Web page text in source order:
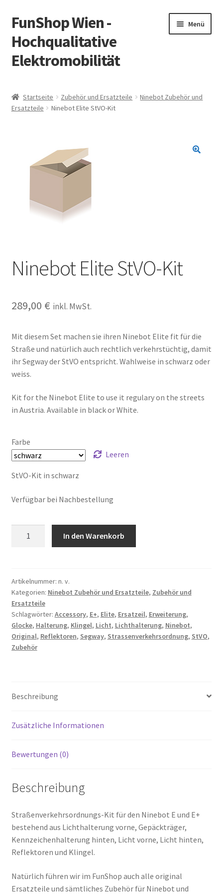
Zur
Navigation
springen
Zum
Inhalt
springen
FunShop Wien -
Hochqualitative
Elektromobilität
Menü
öffnen
Informationen zur Rechtslage in Österreich
öffnen
Über FunShop
Zum Onlineshop in der Web Version
Startseite Zubehör und Ersatzteile
Ninebot Zubehör und
Ersatzteile
Ninebot Elite StVO-Kit
Ninebot Elite StVO-Kit
289,00 € inkl. MwSt.
Mit diesem Set machen sie ihren Ninebot Elite fit für die
Straße und natürlich auch rechtlich verkehrstüchtig, damit
ihr Segway der StVO entspricht. Wahlweise in schwarz oder
weiss.
Kit for the Ninebot Elite to use it regulary on the streets
in Austria. Available in black or White.
Farbe
Leeren
StVO-Kit in schwarz
Verfügbar bei Nachbestellung
Menge
In den Warenkorb
Artikelnummer: n. v.
Kategorien: Ninebot Zubehör und Ersatzteile, Zubehör und
Ersatzteile
Schlagwörter: Accessory, E+, Elite, Ersatzeil, Erweiterung,
Glocke, Halterung, Klingel, Licht, Lichthalterung, Ninebot,
Original, Reflektoren, Segway, Strassenverkehrsordnung, StVO,
Zubehör
Beschreibung
Zusätzliche Informationen
Bewertungen (0)
Beschreibung
Straßenverkehrsordnungs-Kit für den Ninebot E und E+
bestehend aus Lichthalterung vorne, Gepäckträger,
Kennzeichenhalterung hinten, Licht vorne, Licht hinten,
Reflektoren und Klingel.
Natürlich führen wir im FunShop auch alle original
Ersatzteile und sämtliches Zubehör für Ninebot und